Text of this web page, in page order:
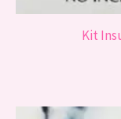
Kit